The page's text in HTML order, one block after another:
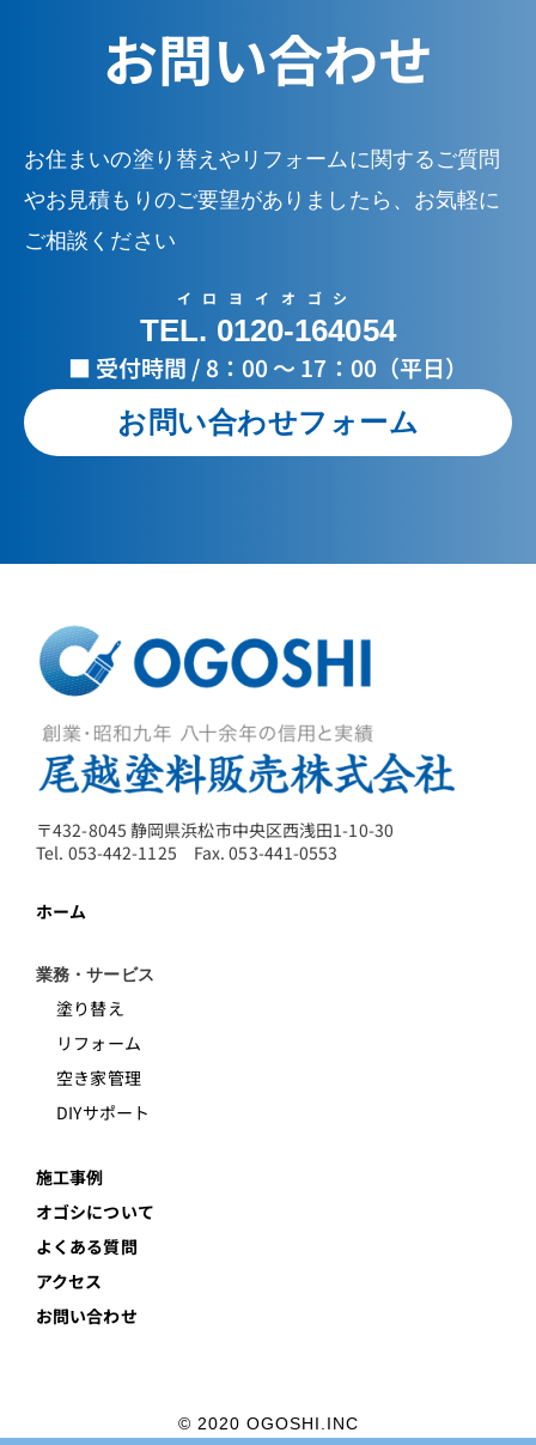
お問い合わせ
お住まいの塗り替えやリフォームに関するご質問
やお見積もりのご要望がありましたら、お気軽に
ご相談ください
イロヨイオゴシ
TEL. 0120-164054
■ 受付時間 / 8：00 ～ 17：00（平日）
お問い合わせフォーム
〒432-8045 静岡県浜松市中央区西浅田1-10-30
Tel. 053-442-1125 Fax. 053-441-0553
ホーム
業務・サービス
塗り替え
リフォーム
空き家管理
DIYサポート
施工事例
オゴシについて
よくある質問
アクセス
お問い合わせ
© 2020 OGOSHI.INC